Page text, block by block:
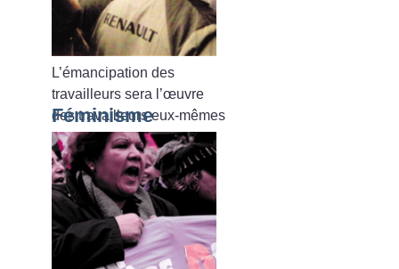
L’émancipation des
travailleurs sera l’œuvre
des travailleurs eux-mêmes
Féminisme